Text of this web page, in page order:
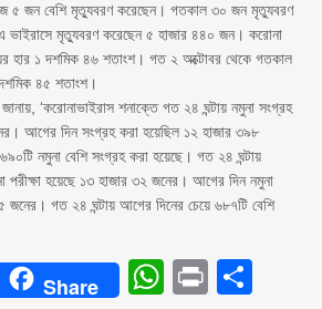
৫ জন বেশি মৃত্যুবরণ করেছেন। গতকাল ৩০ জন মৃত্যুবরণ
ভাইরাসে মৃত্যুবরণ করেছেন ৫ হাজার ৪৪০ জন। করোনা
হার ১ দশমিক ৪৬ শতাংশ। গত ২ অক্টোবর থেকে গতকাল
৪৫ শতাংশ।
‘করোনাভাইরাস শনাক্তে গত ২৪ ঘন্টায় নমুনা সংগ্রহ
আগের দিন সংগ্রহ করা হয়েছিল ১২ হাজার ৩৯৮
নমুনা বেশি সংগ্রহ করা হয়েছে। গত ২৪ ঘন্টায়
পরীক্ষা হয়েছে ১৩ হাজার ৩২ জনের। আগের দিন নমুনা
জনের। গত ২৪ ঘন্টায় আগের দিনের চেয়ে ৬৮৭টি বেশি
Share Print